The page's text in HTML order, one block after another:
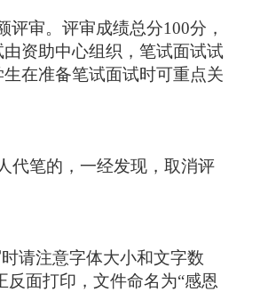
评审。评审成绩总分100分，
资助中心组织，笔试面试试
在准备笔试面试时可重点关
代笔的，一经发现，取消评
请注意字体大小和文字数
反面打印，文件命名为“感恩